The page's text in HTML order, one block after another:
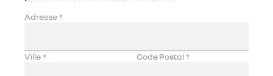
Adresse*
Ville* Code Postal*